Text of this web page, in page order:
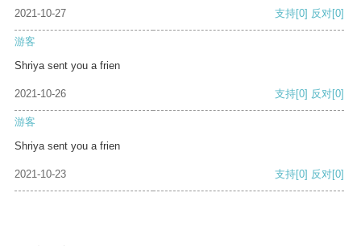
2021-10-27 支持[0] 反对[0]
游客
Shriya sent you a frien
2021-10-26 支持[0] 反对[0]
游客
Shriya sent you a frien
2021-10-23 支持[0] 反对[0]